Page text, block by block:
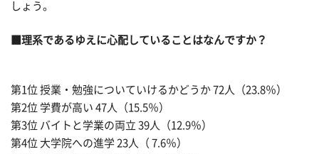
しょう。
■理系であるゆえに心配していることはなんですか？
第1位 授業・勉強についていけるかどうか 72人（23.8％）
第2位 学費が高い 47人（15.5％）
第3位 バイトと学業の両立 39人（12.9％）
第4位 大学院への進学 23人（ 7.6％）